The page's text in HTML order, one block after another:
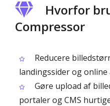
Hvorfor
Compressor
Reducere
landingssider og
Gøre upload af
portaler og CMS